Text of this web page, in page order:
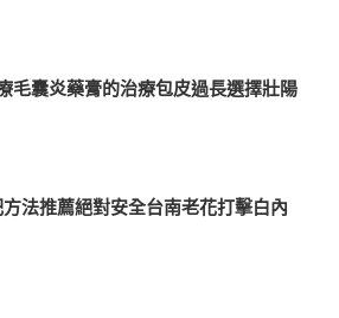
毛囊炎藥膏的治療包皮過長選擇壯陽
法推薦絕對安全台南老花打擊白內